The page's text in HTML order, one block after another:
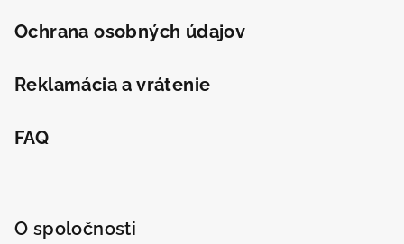
Ochrana osobných údajov
Reklamácia a vrátenie
FAQ
O spoločnosti